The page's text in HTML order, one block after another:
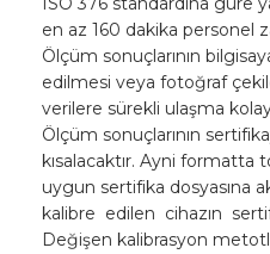
en az 160 dakika personel
Ölçüm sonuçlarının
edilmesi veya fotoğraf
verilere sürekli ulaşma
Ölçüm sonuçlarının
kısalacaktır. Ayni formatta
uygun sertifika dosyasına
kalibre edilen cihazın
Değişen kalibrasyon